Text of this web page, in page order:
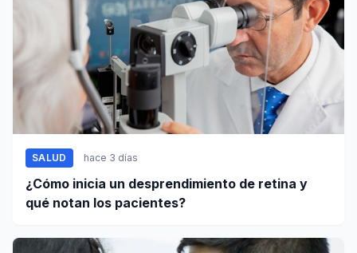
SALUD hace 3 días
¿Cómo inicia un desprendimiento de retina y
qué notan los pacientes?